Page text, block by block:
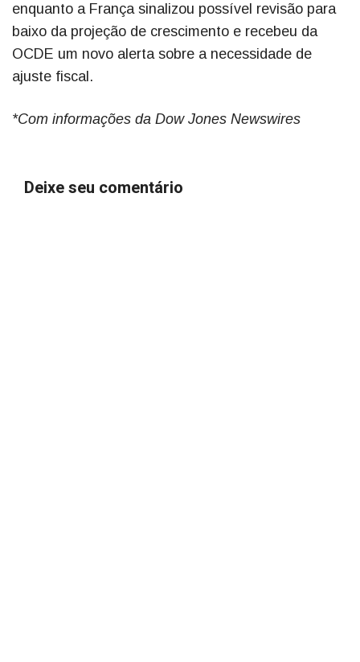
enquanto a França sinalizou possível revisão para
baixo da projeção de crescimento e recebeu da
OCDE um novo alerta sobre a necessidade de
ajuste fiscal.
*Com informações da Dow Jones Newswires
Deixe seu comentário